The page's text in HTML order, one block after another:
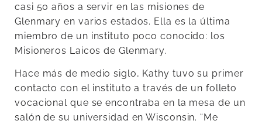
casi 50 años a servir en las misiones de
Glenmary en varios estados. Ella es la última
miembro de un instituto poco conocido: los
Misioneros Laicos de Glenmary.
Hace más de medio siglo, Kathy tuvo su primer
contacto con el instituto a través de un folleto
vocacional que se encontraba en la mesa de un
salón de su universidad en Wisconsin. “Me